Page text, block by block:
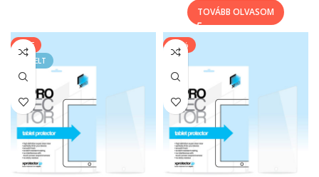
TOVÁBB OLVASOM
SALE
KIEMELT
-46%